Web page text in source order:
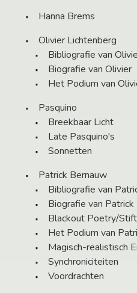
Hanna Brems
Olivier Lichtenberg
Bibliografie van
Biografie van Olivier
Het Podium van
Pasquino
Breekbaar Licht
Late Pasquino's
Sonnetten
Patrick Bernauw
Bibliografie van
Biografie van Patrick
Blackout Poetry/
Het Podium van
Magisch-realistisch
Synchroniciteiten
Voordrachten